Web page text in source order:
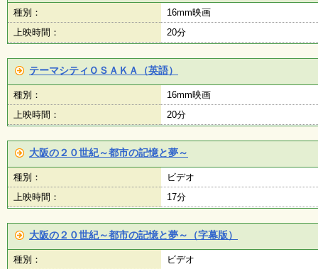
種別：
16mm映画
上映時間：
20分
テーマシティＯＳＡＫＡ（英語）
種別：
16mm映画
上映時間：
20分
大阪の２０世紀～都市の記憶と夢～
種別：
ビデオ
上映時間：
17分
大阪の２０世紀～都市の記憶と夢～（字幕版）
種別：
ビデオ